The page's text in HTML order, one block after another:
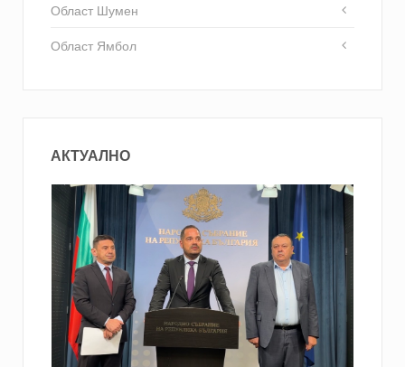
Област Шумен
Област Ямбол
АКТУАЛНО